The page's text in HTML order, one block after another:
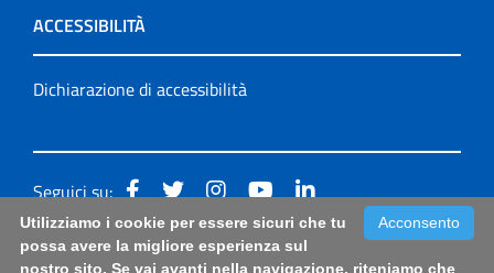
ACCESSIBILITÀ
Dichiarazione di accessibilità
Seguici su:
Accessibilità: form di segnalazione di prima istanza per
Acconsento
Utilizziamo i cookie per essere sicuri che tu
possa avere la migliore esperienza sul
nostro sito. Se vai avanti nella navigazione, riteniamo che